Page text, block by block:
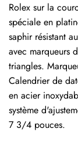
Rolex sur la
spéciale en
saphir résistant
avec marqueurs
triangles.
Calendrier de
en acier
système
7 3/4 pouces.